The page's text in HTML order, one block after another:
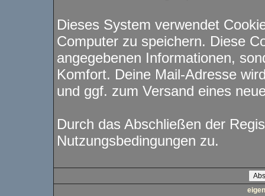
Dieses System verwendet
Computer zu speichern. Diese
angegebenen Informationen,
Komfort. Deine Mail-Adresse
und ggf. zum Versand eines
Durch das Abschließen der
Nutzungsbedingungen zu.